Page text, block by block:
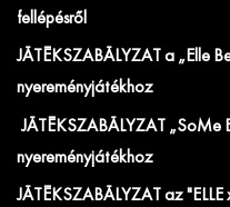
fellépésről
JÁTÉKSZABÁLYZAT a „Elle
nyereményjátékhoz
JÁTÉKSZABÁLYZAT „SoMe
nyereményjátékhoz
JÁTÉKSZABÁLYZAT az